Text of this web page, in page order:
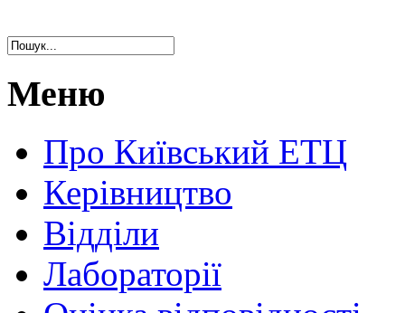
Меню
Про Київський ЕТЦ
Керівництво
Відділи
Лабораторії